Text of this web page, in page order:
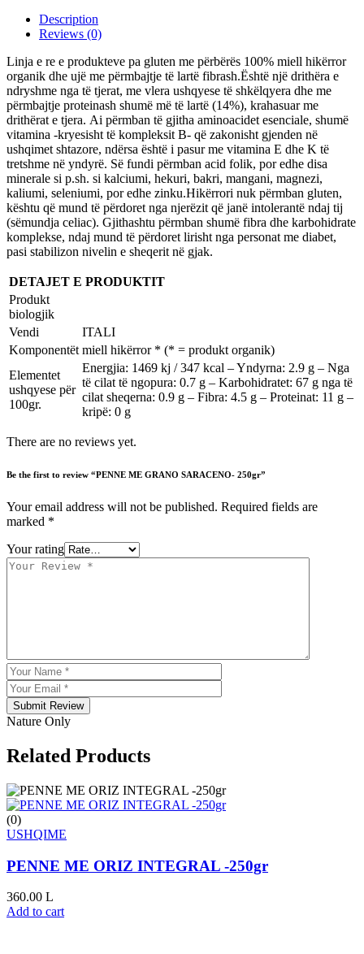
Description
Reviews (0)
Linja e re e produkteve pa gluten me përbërës 100% miell hikërror
organik dhe ujë me përmbajtje të lartë fibrash.Është një drithëra e
ndryshme nga të tjerat, me vlera ushqyese të shkëlqyera dhe me
përmbajtje proteinash shumë më të lartë (14%), krahasuar me
drithërat e tjera. Ai përmban të gjitha aminoacidet esenciale, shumë
vitamina -kryesisht të kompleksit B- që zakonisht gjenden në
ushqimet shtazore, ndërsa është i pasur me vitamina E dhe K të
tretshme në yndyrë. Së fundi përmban acid folik, por edhe disa
minerale si p.sh. si kalciumi, hekuri, bakri, mangani, magnezi,
kaliumi, seleniumi, por edhe zinku.Hikërrori nuk përmban gluten,
kështu që mund të përdoret nga njerëzit që janë intolerantë ndaj tij
(sëmundja celiac). Gjithashtu përmban shumë fibra dhe karbohidrate
komplekse, ndaj mund të përdoret lirisht nga personat me diabet,
pasi stabilizon nivelin e sheqerit në gjak.
DETAJET E PRODUKTIT
Produkt
biologjik
Vendi
ITALI
Komponentët miell hikërror * (* = produkt organik)
Elementet
ushqyese për
100gr.
Energjia: 1469 kj / 347 kcal – Yndyrna: 2.9 g – Nga
të cilat të ngopura: 0.7 g – Karbohidratet: 67 g nga të
cilat sheqerna: 0.9 g – Fibra: 4.5 g – Proteinat: 11 g –
kripë: 0 g
There are no reviews yet.
Be the first to review “PENNE ME GRANO SARACENO- 250gr”
Your email address will not be published. Required fields are
marked *
Your rating
Submit Review
Nature Only
Related Products
(0)
USHQIME
PENNE ME ORIZ INTEGRAL -250gr
360.00 L
Add to cart